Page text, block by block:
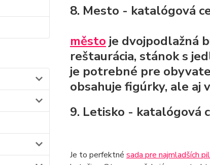
8. Mesto - katalógová
město je dvojpodlažná
reštaurácia, stánok s
je potrebné pre
obsahuje figúrky, ale aj
9. Letisko - katalógová
Je to perfektné sada pre najmladších